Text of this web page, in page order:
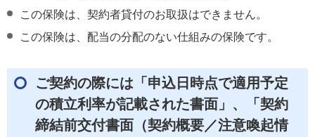
この保険は、契約者貸付のお取扱はできません。
この保険は、配当の分配のない仕組みの保険です。
ご契約の際には「申込日時点で適用予定
の積立利率が記載された書面」、「契約
締結前交付書面（契約概要／注意喚起情